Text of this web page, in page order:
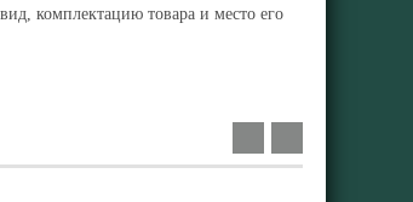
комплектацию товара и место его